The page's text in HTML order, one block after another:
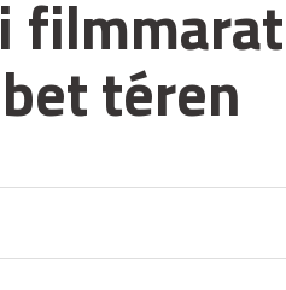
téren